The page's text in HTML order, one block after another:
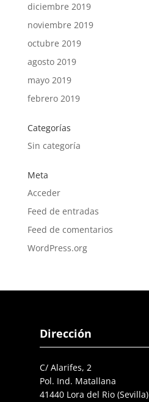
diciembre 2019
noviembre 2019
octubre 2019
agosto 2019
mayo 2019
febrero 2019
Categorías
Sin categoría
Meta
Acceder
Feed de entradas
Feed de comentarios
WordPress.org
Dirección
C/ Alarifes, 2
Pol. Ind. Matallana
41440 Lora del Rio (Sevilla)